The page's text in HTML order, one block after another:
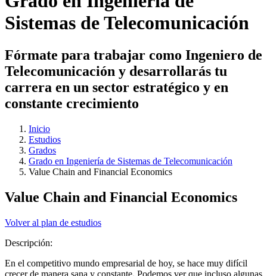
Sistemas de Telecomunicación
Fórmate para trabajar como Ingeniero de
Telecomunicación y desarrollarás tu
carrera en un sector estratégico y en
constante crecimiento
Inicio
Estudios
Grados
Grado en Ingeniería de Sistemas de Telecomunicación
Value Chain and Financial Economics
Value Chain and Financial Economics
Volver al plan de estudios
Descripción:
En el competitivo mundo empresarial de hoy, se hace muy difícil
crecer de manera sana y constante. Podemos ver que incluso algunas